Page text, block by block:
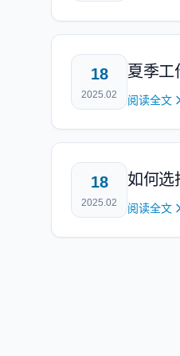
18
2025.02
夏季工
阅读全文
18
2025.02
如何选
阅读全文